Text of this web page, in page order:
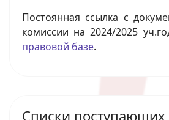
Постоянная ссылка с
комиссии на 2024/2025
правовой базе.
Списки поступающих